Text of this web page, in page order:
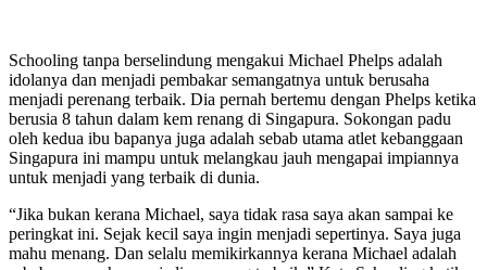
Schooling tanpa berselindung mengakui Michael Phelps adalah
idolanya dan menjadi pembakar semangatnya untuk berusaha
menjadi perenang terbaik. Dia pernah bertemu dengan Phelps ketika
berusia 8 tahun dalam kem renang di Singapura. Sokongan padu
oleh kedua ibu bapanya juga adalah sebab utama atlet kebanggaan
Singapura ini mampu untuk melangkau jauh mengapai impiannya
untuk menjadi yang terbaik di dunia.
“Jika bukan kerana Michael, saya tidak rasa saya akan sampai ke
peringkat ini. Sejak kecil saya ingin menjadi sepertinya. Saya juga
mahu menang. Dan selalu memikirkannya kerana Michael adalah